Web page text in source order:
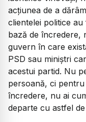
acțiunea de a
clientelei politice
bază de încredere,
guvern în care
PSD sau miniștri
acestui partid. Nu
persoană, ci
încredere, nu ai
departe cu astfel